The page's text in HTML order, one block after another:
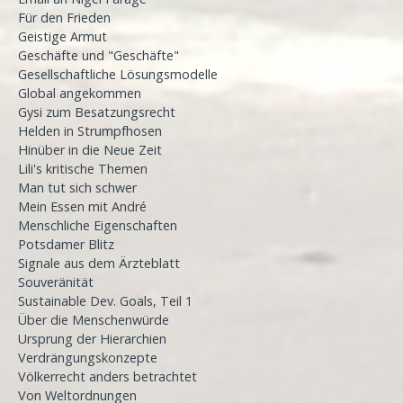
Für den Frieden
Geistige Armut
Geschäfte und "Geschäfte"
Gesellschaftliche Lösungsmodelle
Global angekommen
Gysi zum Besatzungsrecht
Helden in Strumpfhosen
Hinüber in die Neue Zeit
Lili's kritische Themen
Man tut sich schwer
Mein Essen mit André
Menschliche Eigenschaften
Potsdamer Blitz
Signale aus dem Ärzteblatt
Souveränität
Sustainable Dev. Goals, Teil 1
Über die Menschenwürde
Ursprung der Hierarchien
Verdrängungskonzepte
Völkerrecht anders betrachtet
Von Weltordnungen